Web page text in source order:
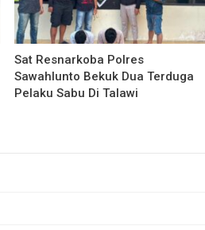
Sat Resnarkoba Polres
Sawahlunto Bekuk Dua Terduga
Pelaku Sabu Di Talawi